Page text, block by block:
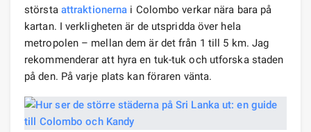
största attraktionerna i Colombo verkar nära bara på
kartan. I verkligheten är de utspridda över hela
metropolen – mellan dem är det från 1 till 5 km. Jag
rekommenderar att hyra en tuk-tuk och utforska staden
på den. På varje plats kan föraren vänta.